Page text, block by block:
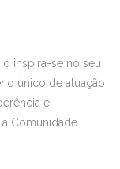
inspira-se no seu
único de atuação
e
Comunidade